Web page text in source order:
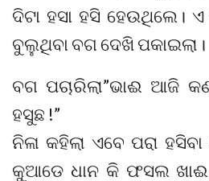
ଦିଟା ହସା ହସି ହେଉଥିଲେ।
ବୁଲୁଥିବା ବଗ ଦେଖି ପକାଇଲା।
ବଗ ପଚାରିଲା”ଭାଈ ଆଜି
ହସୁଛ !”
ନିଳା କହିଲା ଏବେ ପରା
କୁଆଡେ ଧାନ କି ଫସଲ